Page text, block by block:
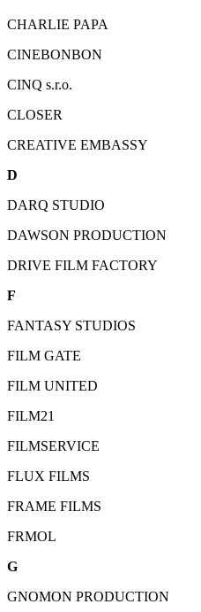
CHARLIE PAPA
CINEBONBON
CINQ s.r.o.
CLOSER
CREATIVE EMBASSY
D
DARQ STUDIO
DAWSON PRODUCTION
DRIVE FILM FACTORY
F
FANTASY STUDIOS
FILM GATE
FILM UNITED
FILM21
FILMSERVICE
FLUX FILMS
FRAME FILMS
FRMOL
G
GNOMON PRODUCTION